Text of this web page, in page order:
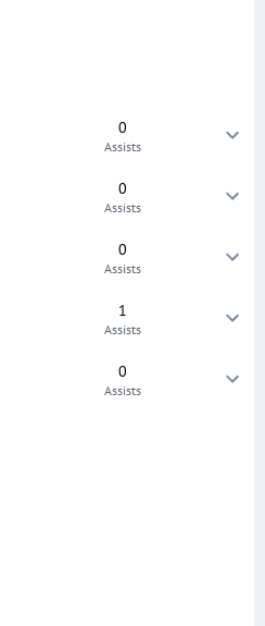
0
Assists
0
Assists
0
Assists
1
Assists
0
Assists